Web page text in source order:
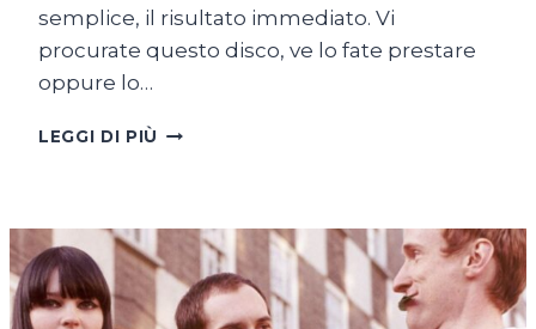
semplice, il risultato immediato. Vi
procurate questo disco, ve lo fate prestare
oppure lo…
LEGGI DI PIÙ
TUNNEL
DEL
TEMPO